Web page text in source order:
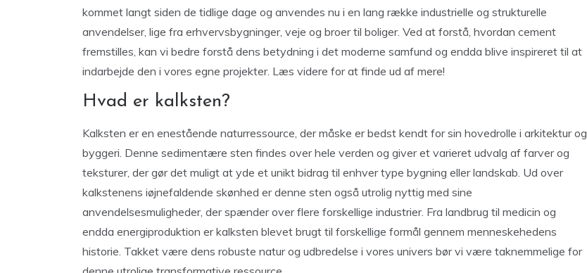
kommet langt siden de tidlige dage og anvendes nu i en lang række industrielle og strukturelle
anvendelser, lige fra erhvervsbygninger, veje og broer til boliger. Ved at forstå, hvordan cement
fremstilles, kan vi bedre forstå dens betydning i det moderne samfund og endda blive inspireret til at
indarbejde den i vores egne projekter. Læs videre for at finde ud af mere!
Hvad er kalksten?
Kalksten er en enestående naturressource, der måske er bedst kendt for sin hovedrolle i arkitektur og
byggeri. Denne sedimentære sten findes over hele verden og giver et varieret udvalg af farver og
teksturer, der gør det muligt at yde et unikt bidrag til enhver type bygning eller landskab. Ud over
kalkstenens iøjnefaldende skønhed er denne sten også utrolig nyttig med sine
anvendelsesmuligheder, der spænder over flere forskellige industrier. Fra landbrug til medicin og
endda energiproduktion er kalksten blevet brugt til forskellige formål gennem menneskehedens
historie. Takket være dens robuste natur og udbredelse i vores univers bør vi være taknemmelige for